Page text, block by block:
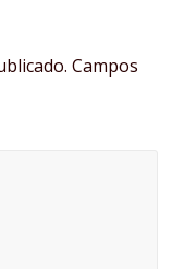
Campos